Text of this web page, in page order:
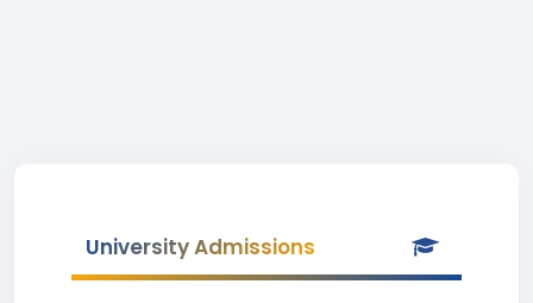
University Admissions